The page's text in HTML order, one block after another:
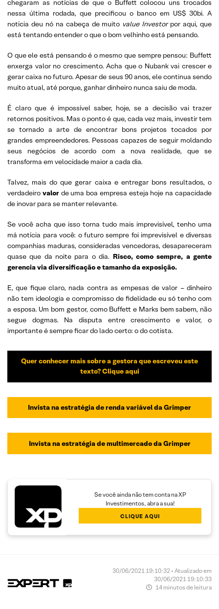
chegaram as notícias de que o Buffett colocou uns trocados
nessa última rodada, que precificou o banco em US$ 30bi. A
notícia deu nó na cabeça de muito value Investorpor aqui, que
está tentando entender o que o bom velhinho está pensando.
O que ele está pensando é o mesmo que sempre pensou: Buffett
enxerga valor no crescimento. Acha que o Nubank vai crescer e
gerar caixa no futuro. Apesar de seus 90 anos, ele continua sendo
muito atual, até porque, ganhar dinheiro nunca saiu de moda.
É claro que é impossível saber, hoje, se a decisão vai trazer
retornos positivos. Mas o ponto é que, cada vez mais, investir tem
se tornado a arte de encontrar bons projetos tocados por
grandes empreendedores. Pessoas capazes de seguir moldando
seus negócios de acordo com a nova realidade, que se
transforma em velocidade maior a cada dia.
Talvez, mais do que gerar caixa e entregar bons resultados, o
verdadeiro valorde uma boa empresa esteja hoje na capacidade
de inovar para se manter relevante.
Se você acha que isso torna tudo mais imprevisível, tenho uma
má notícia para você: o futuro sempre foi imprevisível e diversas
companhias maduras, consideradas vencedoras, desapareceram
quase que da noite para o dia. Risco, como sempre, a gente
gerencia via diversificação e tamanho da exposição.
E, que fique claro, nada contra as empesas de valor – dinheiro
não tem ideologia e compromisso de fidelidade eu só tenho com
a esposa. Um bom gestor, como Buffett e Marks bem sabem, não
segue dogmas. Na disputa entre crescimento e valor, o
importante é sempre ficar do lado certo: o do cotista.
Quer conhecer mais sobre a gestora que escreveu este
texto? Clique aqui
Invista na estratégia de renda variável da Grimper
Invista na estratégia de multimercado da Grimper
Se você ainda não tem conta na XP
Investimentos, abra a sua!
CLIQUE AQUI
30/06/2021 19:10:32 • Atualizado em
30/06/2021 19:10:33
14 minutos de leitura